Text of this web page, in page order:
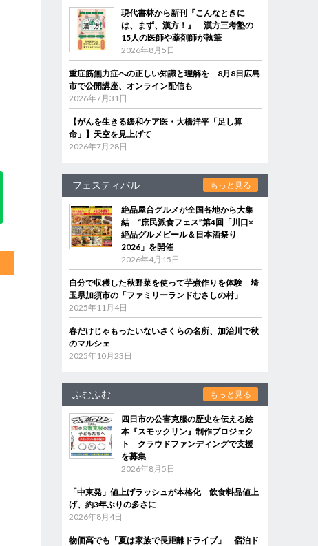
現代書林から新刊『こんなときに
は、まず、漢方！』 漢方三考塾の
15人の医師や薬剤師が執筆
2026年8月5日
重症筋無力症への正しい知識と理解を 8月8日広島
市で公開講座、オンライン配信も
2026年7月31日
【がんを生きる緩和ケア医・大橋洋平「足し算
命」】天空を見上げて
2026年7月28日
フェスティバル もっと見る
絶品屋台グルメが全国各地から大集
結 “庶民派食フェス”第4回「川口×
絶品グルメビール＆日本酒祭り
2026」を開催
2026年4月15日
自分で収穫した秋野菜を使って芋煮作りを体験 埼
玉県加須市の「ファミリーランドむさしの村」
2025年11月4日
春だけじゃもったいないさくらの名所、加治川で秋
のマルシェ
2025年10月23日
ふむふむ もっと見る
四日市の公害克服の歴史を伝える絵
本『スモックリン』制作プロジェク
ト クラウドファンディングで支援
を募集
2026年8月5日
「中東発」値上げラッシュが本格化 飲食料品値上
げ、約3年ぶりの多さに
2026年8月4日
物価高でも「夏は家族で長距離ドライブ」 宿泊ド